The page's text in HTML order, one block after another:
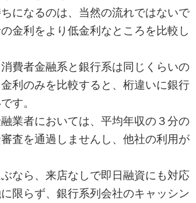
になるのは、当然の流れではないで
金利をより低金利なところを比較し
費者金融系と銀行系は同じくらいの
利のみを比較すると、桁違いに銀行
す。
業者においては、平均年収の３分の
査を通過しませんし、他社の利用が
なら、来店なしで即日融資にも対応
限らず、銀行系列会社のキャッシン